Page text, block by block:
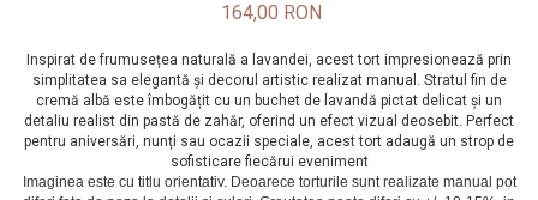
164,00 RON
Inspirat de frumusețea naturală a lavandei, acest tort impresionează prin
simplitatea sa elegantă și decorul artistic realizat manual. Stratul fin de
cremă albă este îmbogățit cu un buchet de lavandă pictat delicat și un
detaliu realist din pastă de zahăr, oferind un efect vizual deosebit. Perfect
pentru aniversări, nunți sau ocazii speciale, acest tort adaugă un strop de
sofisticare fiecărui eveniment